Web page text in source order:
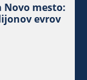
Novo mesto:
evrov